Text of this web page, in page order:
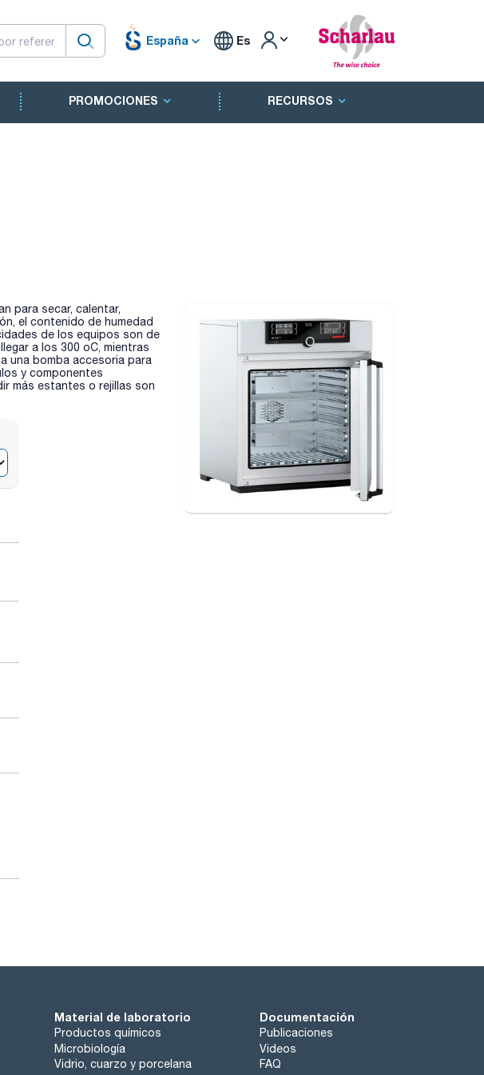
España Es
PROMOCIONES RECURSOS
para secar, calentar,
el contenido de humedad
de los equipos son de
a los 300 oC, mientras
una bomba accesoria para
y componentes
más estantes o rejillas son
Material de laboratorio
Productos químicos
Microbiología
Vidrio, cuarzo y porcelana
Documentación
Publicaciones
Videos
FAQ